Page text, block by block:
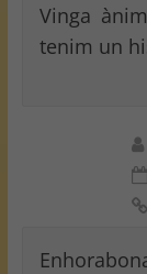
Vinga
tenim un